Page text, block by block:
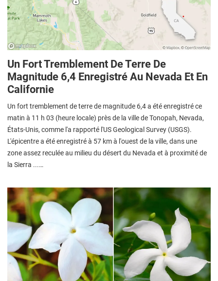
Un Fort Tremblement De Terre De
Magnitude 6,4 Enregistré Au Nevada Et En
Californie
Un fort tremblement de terre de magnitude 6,4 a été enregistré ce
matin à 11 h 03 (heure locale) près de la ville de Tonopah, Nevada,
États-Unis, comme l'a rapporté l'US Geological Survey (USGS).
L'épicentre a été enregistré à 57 km à l'ouest de la ville, dans une
zone assez reculée au milieu du désert du Nevada et à proximité de
la Sierra ...…